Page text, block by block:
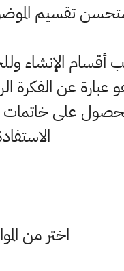
أقسام
عن الفكرة
على
اختر من